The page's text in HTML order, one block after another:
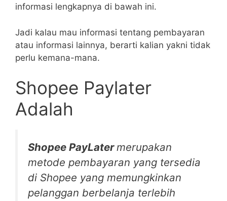
informasi lengkapnya di bawah ini.
Jadi kalau mau informasi tentang pembayaran
atau informasi lainnya, berarti kalian yakni tidak
perlu kemana-mana.
Shopee Paylater
Adalah
Shopee PayLatermerupakan
metode pembayaran yang tersedia
di Shopee yang memungkinkan
pelanggan berbelanja terlebih